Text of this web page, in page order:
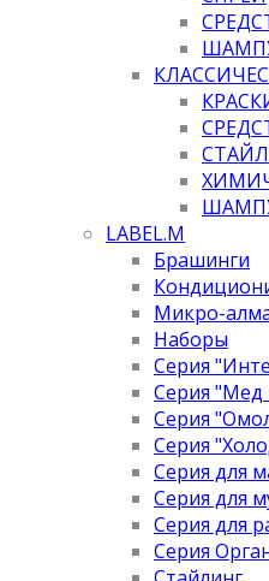
LABEL.M
Брашинги
Микро-
Наборы
Серия
Серия "Мед
Серия
Серия
Серия для
Серия для
Серия для
Серия